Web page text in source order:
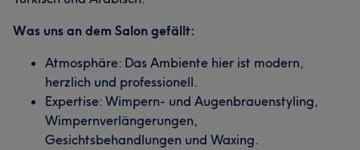
Was uns an dem Salon gefällt:
Atmosphäre: Das Ambiente hier ist modern,
herzlich und professionell.
Expertise: Wimpern- und Augenbrauenstyling,
Wimpernverlängerungen,
Gesichtsbehandlungen und Waxing.